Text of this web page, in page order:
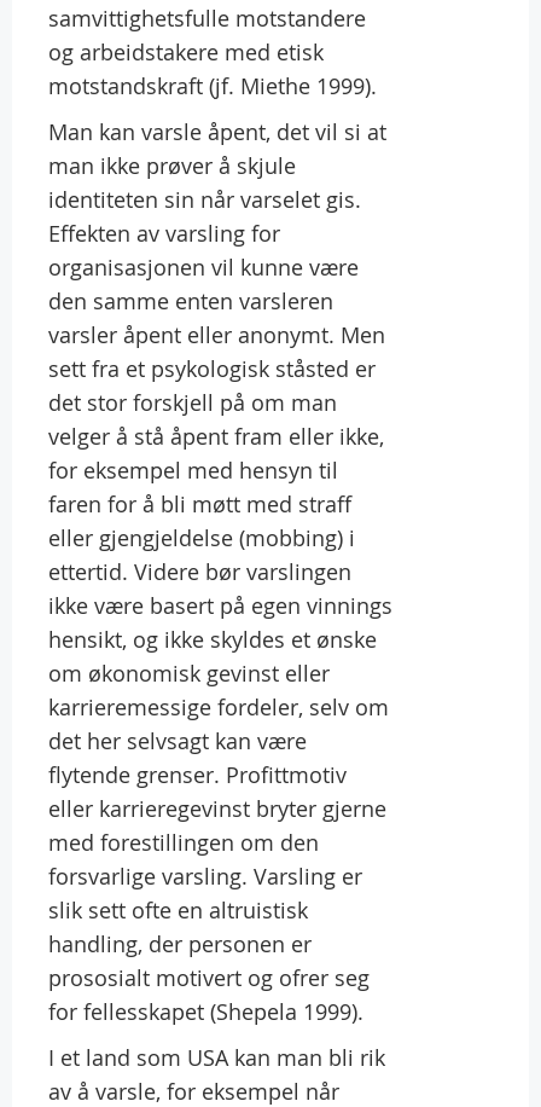
samvittighetsfulle motstandere
og arbeidstakere med etisk
motstandskraft (jf. Miethe 1999).
Man kan varsle åpent, det vil si at
man ikke prøver å skjule
identiteten sin når varselet gis.
Effekten av varsling for
organisasjonen vil kunne være
den samme enten varsleren
varsler åpent eller anonymt. Men
sett fra et psykologisk ståsted er
det stor forskjell på om man
velger å stå åpent fram eller ikke,
for eksempel med hensyn til
faren for å bli møtt med straff
eller gjengjeldelse (mobbing) i
ettertid. Videre bør varslingen
ikke være basert på egen vinnings
hensikt, og ikke skyldes et ønske
om økonomisk gevinst eller
karrieremessige fordeler, selv om
det her selvsagt kan være
flytende grenser. Profittmotiv
eller karrieregevinst bryter gjerne
med forestillingen om den
forsvarlige varsling. Varsling er
slik sett ofte en altruistisk
handling, der personen er
prososialt motivert og ofrer seg
for fellesskapet (Shepela 1999).
I et land som USA kan man bli rik
av å varsle, for eksempel når